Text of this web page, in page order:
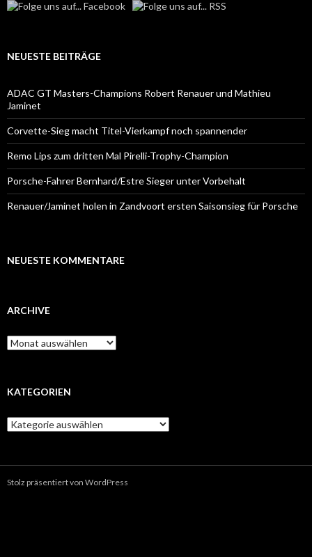
NEUESTE BEITRÄGE
ADAC GT Masters-Champions Robert Renauer und Mathieu
Jaminet
Corvette-Sieg macht Titel-Vierkampf noch spannender
Remo Lips zum dritten Mal Pirelli-Trophy-Champion
Porsche-Fahrer Bernhard/Estre Sieger unter Vorbehalt
Renauer/Jaminet holen in Zandvoort ersten Saisonsieg für Porsche
NEUESTE KOMMENTARE
ARCHIVE
A
r
i
e
KATEGORIEN
K
a
o
Stolz präsentiert von WordPress